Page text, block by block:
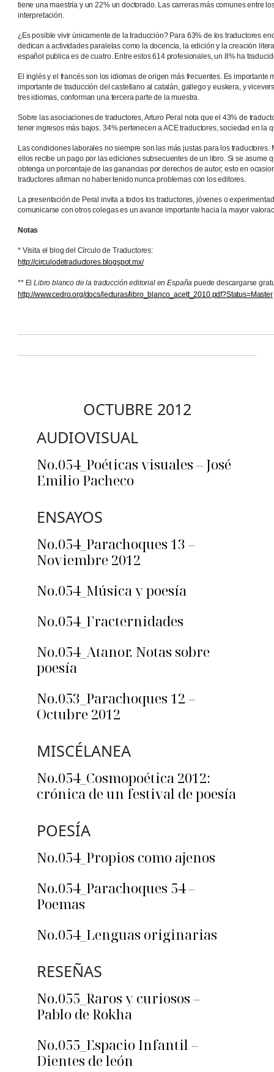
tiene una maestría y un 22% un doctorado. Las carreras más comunes entre
interpretación.
¿Es posible vivir únicamente de la traducción? Para 63% de los traductores
dedican a actividades paralelas como la docencia, la edición y la creación
español publica es de cuatro. Entre estos 614 profesionales, un 8% ha
El inglés y el francés son los idiomas de origen más frecuentes. Es
importante de traducción del castellano al catalán, gallego y euskera, y
tres idiomas, conforman una tercera parte de la muestra.
Sobre las asociaciones de traductores, Arturo Peral nota que el 43% de
tener ingresos más bajos. 34% pertenecen a ACE traductores, sociedad en la
Las condiciones laborales no siempre son las más justas para los
ellos recibe un pago por las ediciones subsecuentes de un libro. Si se asume
obtenga un porcentaje de las ganancias por derechos de autor; esto en
traductores afirman no haber tenido nunca problemas con los editores.
La presentación de Peral invita a todos los traductores, jóvenes o
comunicarse con otros colegas es un avance importante hacia la mayor
Notas
* Visita el blog del Círculo de Traductores:
http://circulodetraductores.blogspot.mx/
** ElLibro blanco de la traducción editorial en Españapuede descargarse
http://www.cedro.org/docs/lecturas/libro_blanco_acett_2010.pdf?Status=Master
OCTUBRE 2012
AUDIOVISUAL
No.054_Poéticas visuales – José
Emilio Pacheco
ENSAYOS
No.054_Parachoques 13 –
Noviembre 2012
No.054_Música y poesía
No.054_Fracternidades
No.054_Atanor. Notas sobre
poesía
No.053_Parachoques 12 –
Octubre 2012
MISCÉLANEA
No.054_Cosmopoética 2012:
crónica de un festival de poesía
POESÍA
No.054_Propios como ajenos
No.054_Parachoques 54 –
Poemas
No.054_Lenguas originarias
RESEÑAS
No.055_Raros y curiosos –
Pablo de Rokha
No.055_Espacio Infantil –
Dientes de león